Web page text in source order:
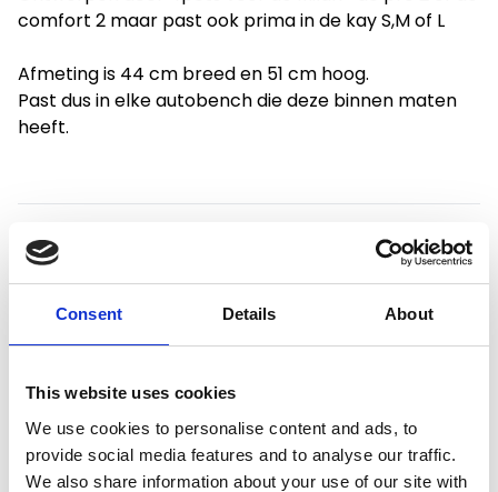
Consent Details About
This website uses cookies
We use cookies to personalise content and ads, to
provide social media features and to analyse our traffic.
We also share information about your use of our site with
comfort 2 maar past ook prima in de kay S,M of L
Afmeting is 44 cm breed en 51 cm hoog.
Past dus in elke autobench die deze binnen maten
heeft.
Productspecificaties
Gewicht
1 kg
Artikelcode
99009211
EAN
7612917055887